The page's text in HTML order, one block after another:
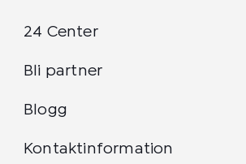
24 Center
Bli partner
Blogg
Kontaktinformation